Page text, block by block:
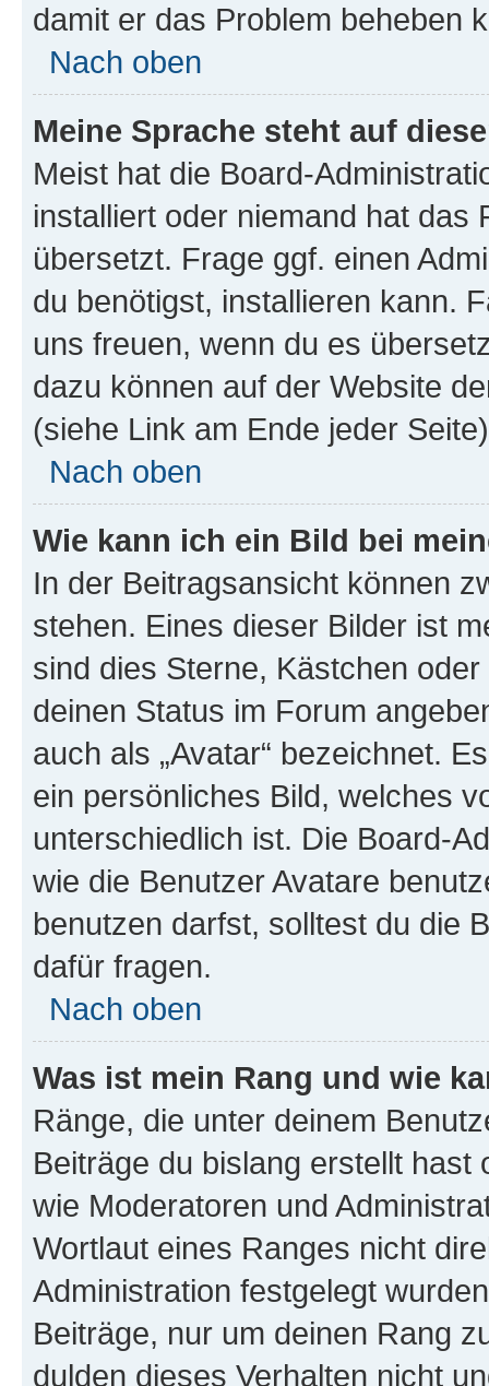
damit er das Problem beheben
Nach oben
Meine Sprache steht auf
Meist hat die Board-
installiert oder niemand hat das
übersetzt. Frage ggf. einen
du benötigst, installieren kann.
uns freuen, wenn du es
dazu können auf der Website
(siehe Link am Ende jeder
Nach oben
Wie kann ich ein Bild bei
In der Beitragsansicht können
stehen. Eines dieser Bilder ist
sind dies Sterne, Kästchen
deinen Status im Forum
auch als „Avatar“ bezeichnet.
ein persönliches Bild, welches
unterschiedlich ist. Die Board-
wie die Benutzer Avatare
benutzen darfst, solltest du die
dafür fragen.
Nach oben
Was ist mein Rang und wie
Ränge, die unter deinem
Beiträge du bislang erstellt
wie Moderatoren und
Wortlaut eines Ranges nicht
Administration festgelegt
Beiträge, nur um deinen Rang
dulden dieses Verhalten nicht